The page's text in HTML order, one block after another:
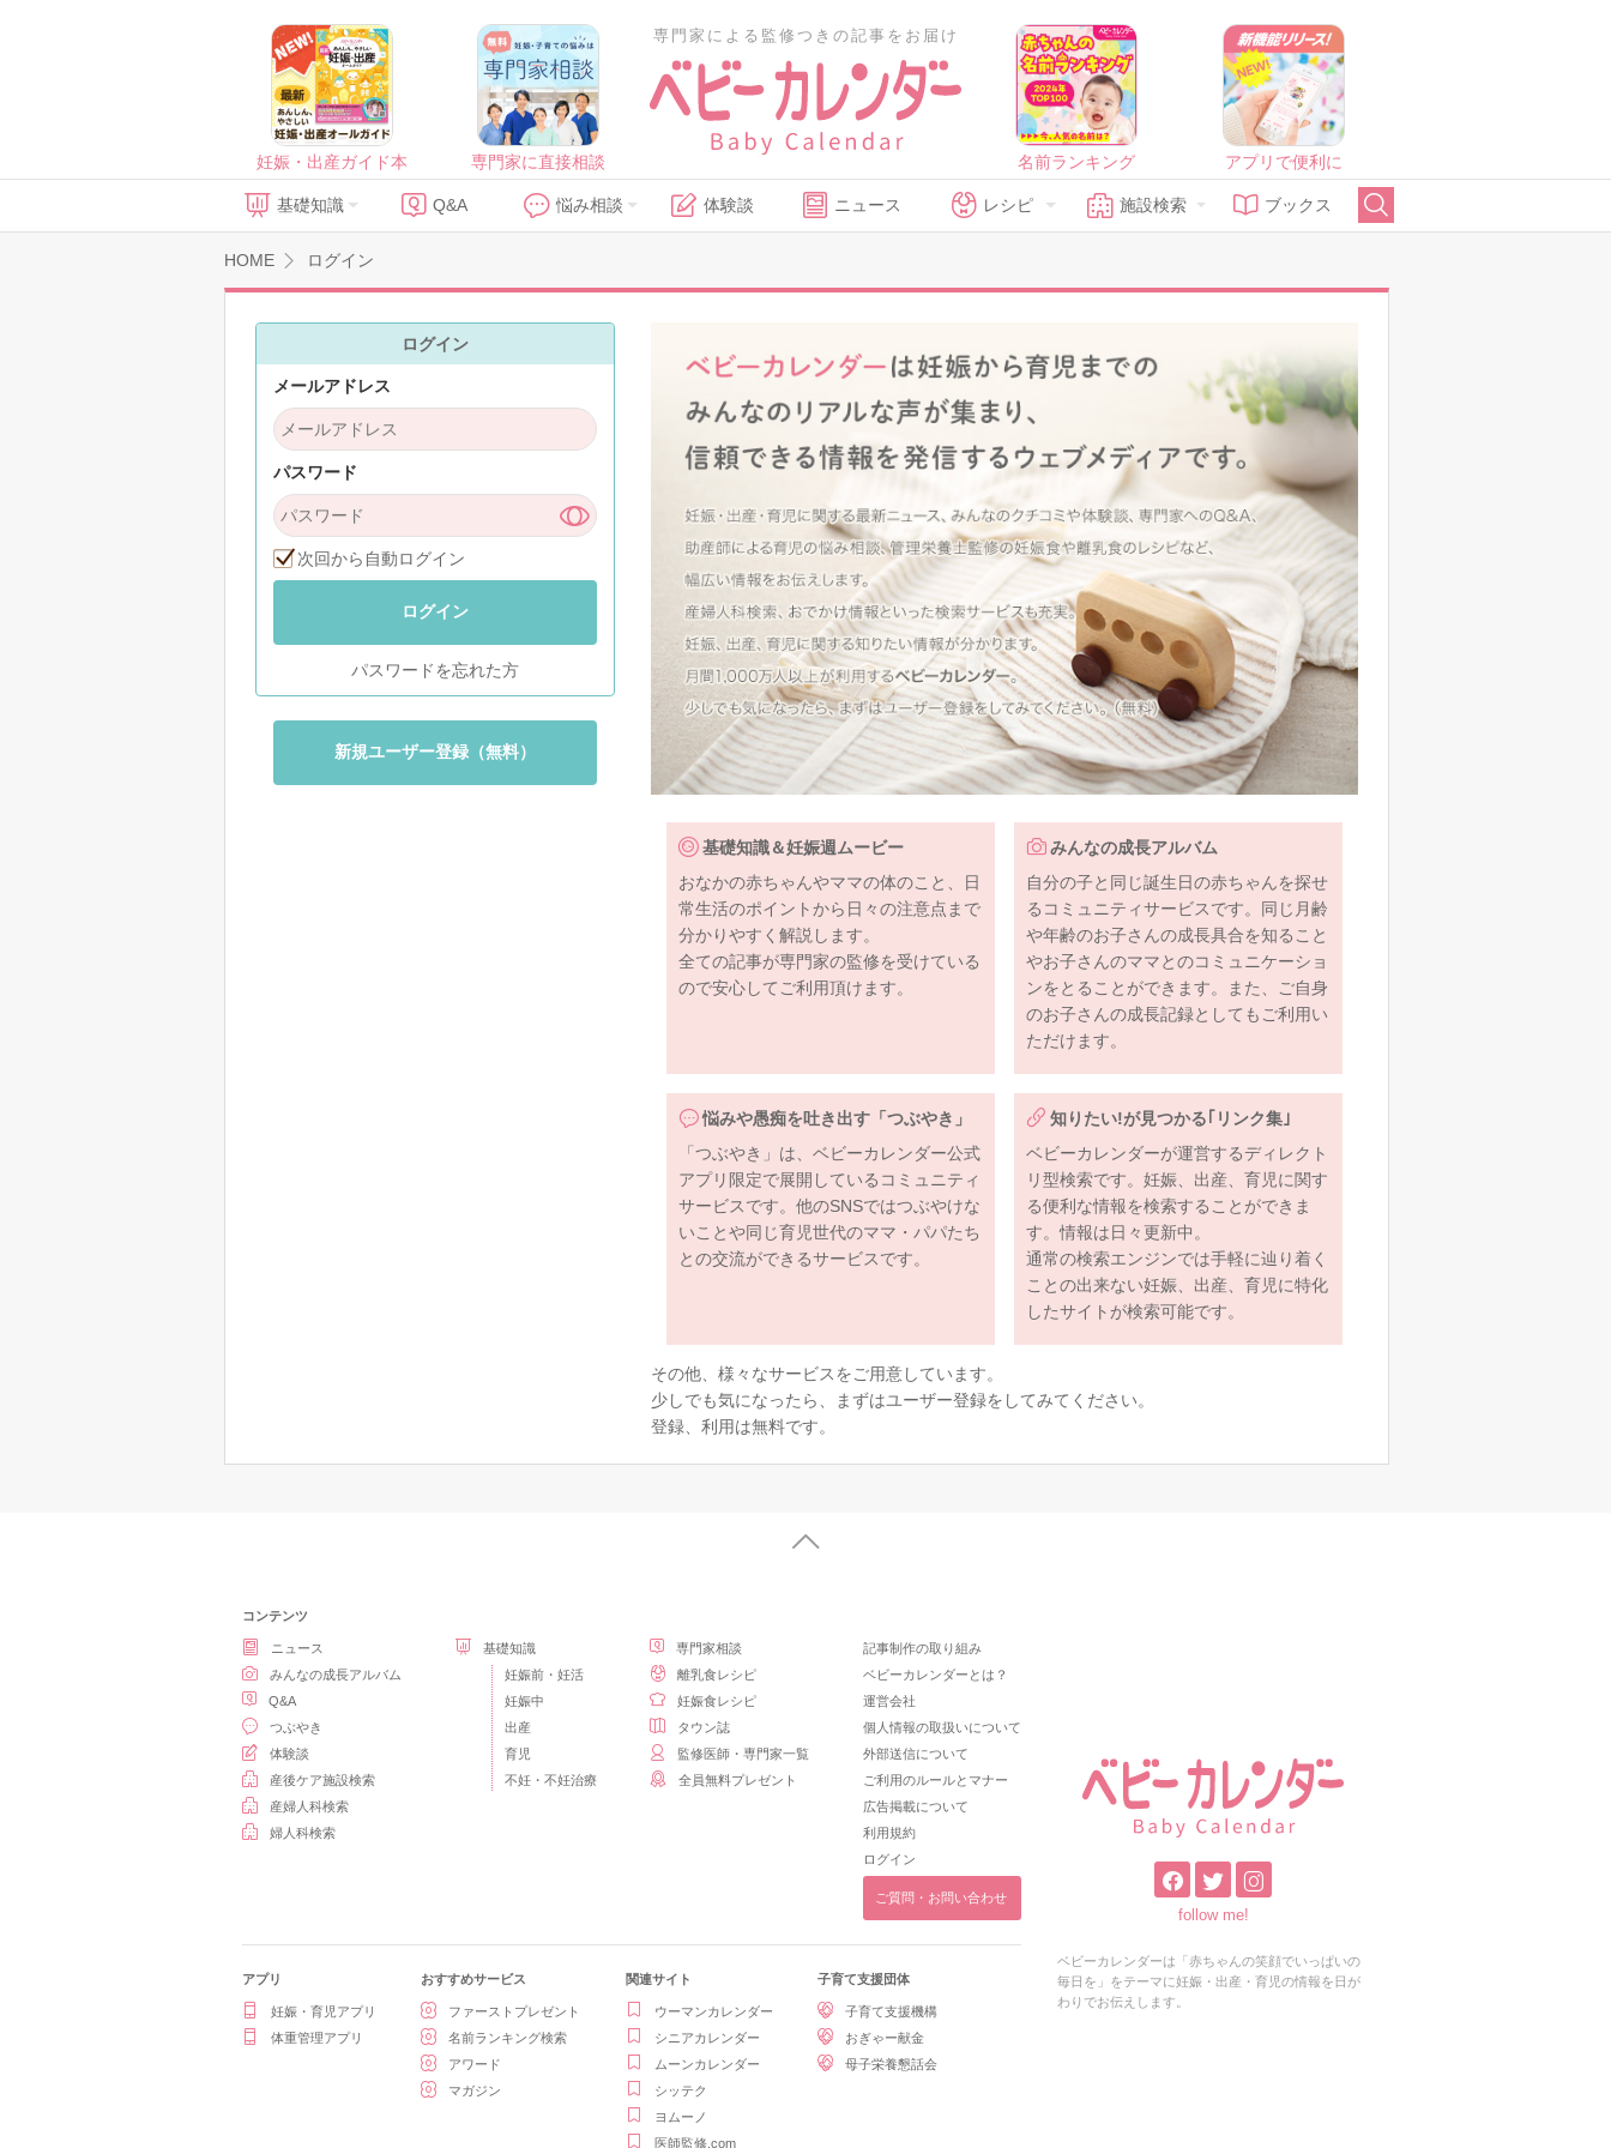
妊娠・出産ガイド本 専門家に直接相談
専門家による監修つきの記事をお届け
名前ランキング アプリで便利に
基礎知識 Q&A 悩み相談 体験談 ニュース レシピ 施設検索 ブックス
HOME ログイン
ログイン
メールアドレス
パスワード
次回から自動ログイン
ログイン
パスワードを忘れた方
新規ユーザー登録（無料）
基礎知識＆妊娠週ムービー
おなかの赤ちゃんやママの体のこと、日
常生活のポイントから日々の注意点まで
分かりやすく解説します。
全ての記事が専門家の監修を受けている
ので安心してご利用頂けます。
みんなの成長アルバム
自分の子と同じ誕生日の赤ちゃんを探せ
るコミュニティサービスです。同じ月齢
や年齢のお子さんの成長具合を知ること
やお子さんのママとのコミュニケーショ
ンをとることができます。また、ご自身
のお子さんの成長記録としてもご利用い
ただけます。
悩みや愚痴を吐き出す「つぶやき」
「つぶやき」は、ベビーカレンダー公式
アプリ限定で展開しているコミュニティ
サービスです。他のSNSではつぶやけな
いことや同じ育児世代のママ・パパたち
との交流ができるサービスです。
知りたい!が見つかる｢リンク集｣
ベビーカレンダーが運営するディレクト
リ型検索です。妊娠、出産、育児に関す
る便利な情報を検索することができま
す。情報は日々更新中。
通常の検索エンジンでは手軽に辿り着く
ことの出来ない妊娠、出産、育児に特化
したサイトが検索可能です。
その他、様々なサービスをご用意しています。
少しでも気になったら、まずはユーザー登録をしてみてください。
登録、利用は無料です。
コンテンツ
ニュース
みんなの成長アルバム
Q&A
つぶやき
体験談
産後ケア施設検索
産婦人科検索
婦人科検索
基礎知識
妊娠前・妊活
妊娠中
出産
育児
不妊・不妊治療
専門家相談
離乳食レシピ
妊娠食レシピ
タウン誌
監修医師・専門家一覧
全員無料プレゼント
記事制作の取り組み
ベビーカレンダーとは？
運営会社
個人情報の取扱いについて
外部送信について
ご利用のルールとマナー
広告掲載について
利用規約
ログイン
ご質問・お問い合わせ
アプリ
妊娠・育児アプリ
体重管理アプリ
おすすめサービス
ファーストプレゼント
名前ランキング検索
アワード
マガジン
関連サイト
ウーマンカレンダー
シニアカレンダー
ムーンカレンダー
シッテク
ヨムーノ
医師監修.com
子育て支援団体
子育て支援機構
おぎゃー献金
母子栄養懇話会
follow me!
ベビーカレンダーは「赤ちゃんの笑顔でいっぱいの
毎日を」をテーマに妊娠・出産・育児の情報を日が
わりでお伝えします。